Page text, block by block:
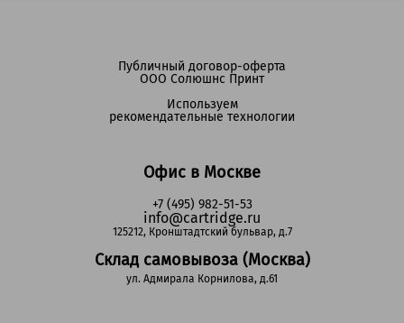
Офис в Москве
+7 (495) 982-51-53
info@cartridge.ru
125212, Кронштадтский бульвар, д.7
Склад самовывоза (Москва)
ул. Адмирала Корнилова, д.61
Публичный договор-оферта
ООО Солюшнс Принт
Используем
рекомендательные технологии